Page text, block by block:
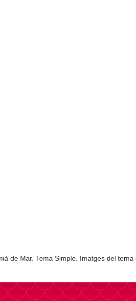
de Mar. Tema Simple. Imatges del